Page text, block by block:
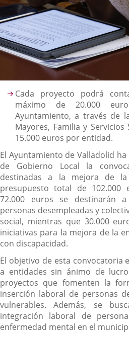
Descripción
Cada proyecto podrá
máximo de 20.000
Ayuntamiento, a través de
Mayores, Familia y
15.000 euros por entidad.
El Ayuntamiento de Valladolid
de Gobierno Local la
destinadas a la mejora de
presupuesto total de 102.000
72.000 euros se destinarán
personas desempleadas y
social, mientras que 30.000
iniciativas para la mejora de la
con discapacidad.
El objetivo de esta convocatoria
a entidades sin ánimo de
proyectos que fomenten la
inserción laboral de personas
vulnerables. Además, se
integración laboral de
enfermedad mental en el